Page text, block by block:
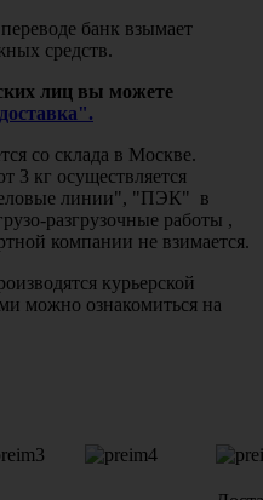
банк взымает
средств.
лиц вы можете
со склада в Москве.
3 кг осуществляется
линии", "ПЭК" в
разгрузочные работы ,
компании не взимается.
курьерской
можно ознакомиться на